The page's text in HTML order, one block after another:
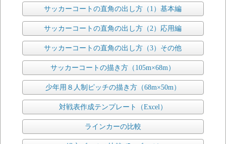
サッカーコートの直角の出し方（1）基本編
サッカーコートの直角の出し方（2）応用編
サッカーコートの直角の出し方（3）その他
サッカーコートの描き方（105m×68m）
少年用８人制ピッチの描き方（68m×50m）
対戦表作成テンプレート（Excel）
ラインカーの比較